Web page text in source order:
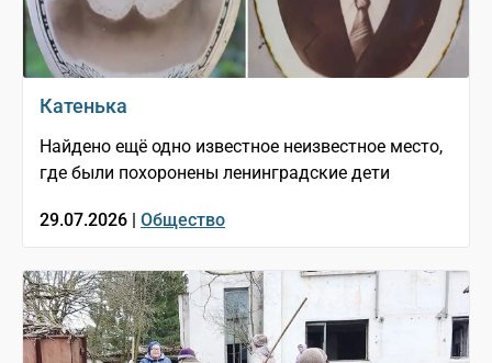
Катенька
Найдено ещё одно известное неизвестное место,
где были похоронены ленинградские дети
29.07.2026 | Общество